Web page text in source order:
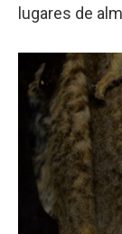
lugares de